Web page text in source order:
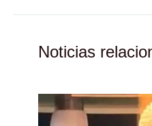
Noticias